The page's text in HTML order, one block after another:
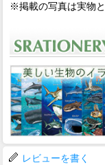
※掲載の写真は実物
レビューを書く